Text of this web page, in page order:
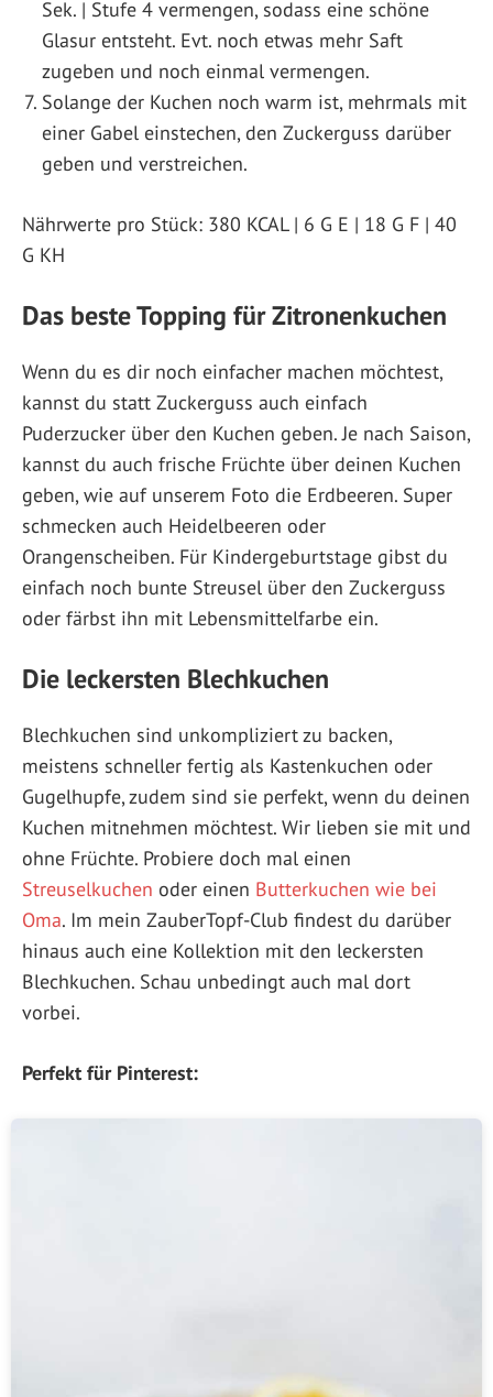
Sek. | Stufe 4 vermengen, sodass eine schöne
Glasur entsteht. Evt. noch etwas mehr Saft
zugeben und noch einmal vermengen.
Solange der Kuchen noch warm ist, mehrmals mit
einer Gabel einstechen, den Zuckerguss darüber
geben und verstreichen.
Nährwerte pro Stück: 380 KCAL | 6 G E | 18 G F | 40
G KH
Das beste Topping für Zitronenkuchen
Wenn du es dir noch einfacher machen möchtest,
kannst du statt Zuckerguss auch einfach
Puderzucker über den Kuchen geben. Je nach Saison,
kannst du auch frische Früchte über deinen Kuchen
geben, wie auf unserem Foto die Erdbeeren. Super
schmecken auch Heidelbeeren oder
Orangenscheiben. Für Kindergeburtstage gibst du
einfach noch bunte Streusel über den Zuckerguss
oder färbst ihn mit Lebensmittelfarbe ein.
Die leckersten Blechkuchen
Blechkuchen sind unkompliziert zu backen,
meistens schneller fertig als Kastenkuchen oder
Gugelhupfe, zudem sind sie perfekt, wenn du deinen
Kuchen mitnehmen möchtest. Wir lieben sie mit und
ohne Früchte. Probiere doch mal einen
Streuselkuchen oder einen Butterkuchen wie bei
Oma. Im mein ZauberTopf-Club findest du darüber
hinaus auch eine Kollektion mit den leckersten
Blechkuchen. Schau unbedingt auch mal dort
vorbei.
Perfekt für Pinterest: